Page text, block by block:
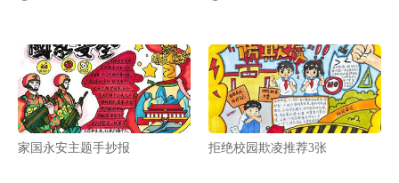
家国永安主题手抄报 拒绝校园欺凌推荐3张